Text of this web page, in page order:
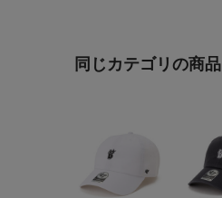
同じカテゴリの商品